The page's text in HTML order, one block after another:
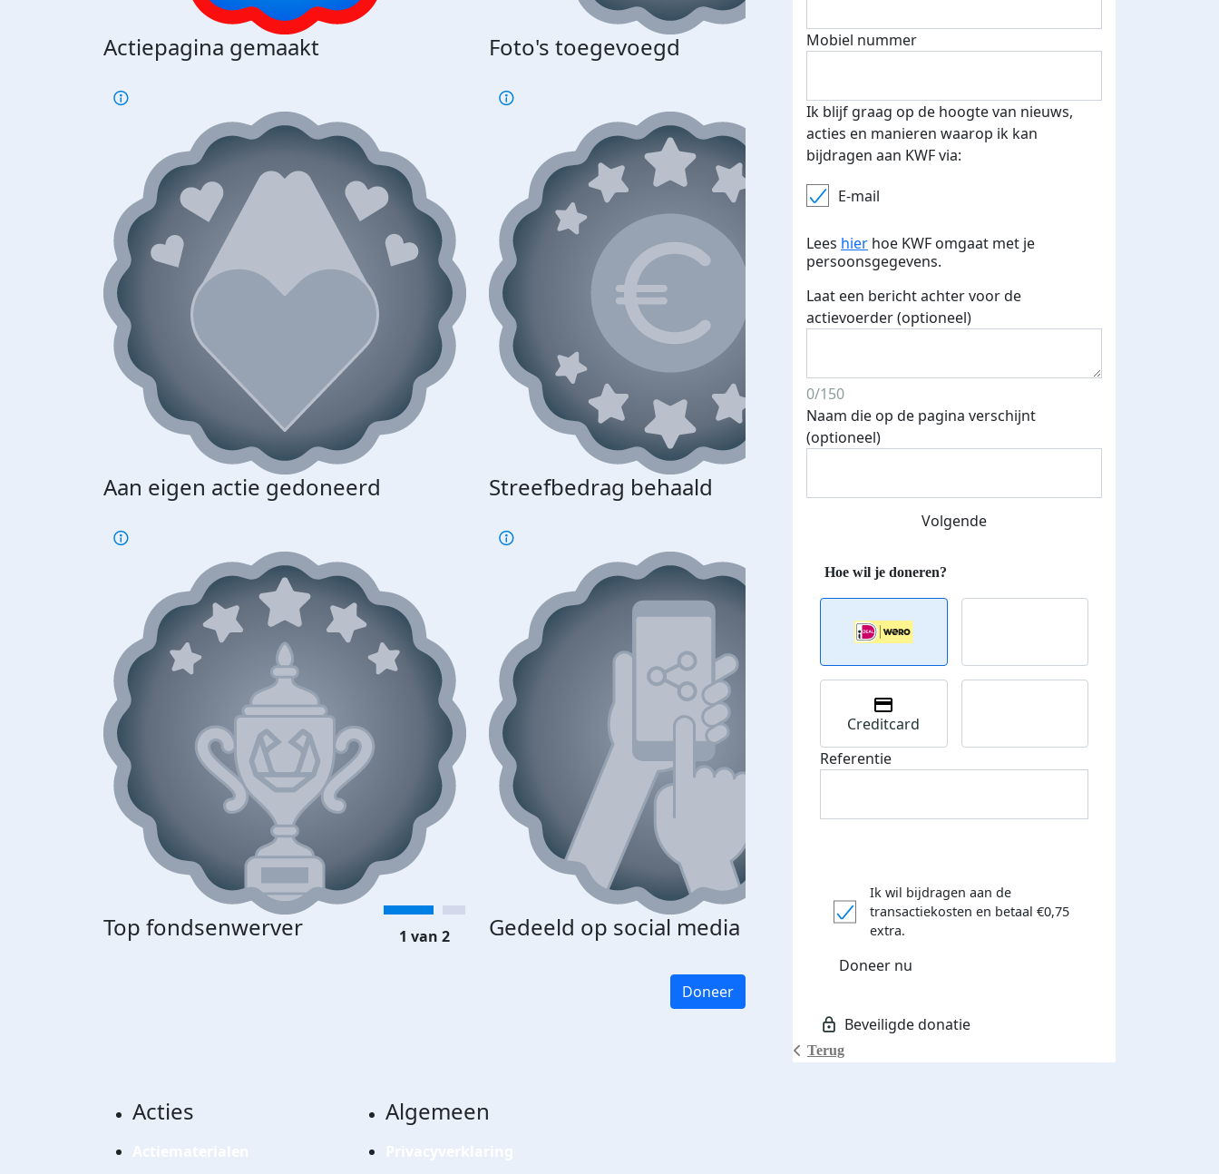
Actiepagina gemaakt Foto's toegevoegd E-mails verstuurd
Aan eigen actie gedoneerd Streefbedrag behaald
Top fondsenwerver Gedeeld op social media Donateurs bedankt
€500 euro opgehaald: t-shirt
1 van 2
Doneer
Mobiel nummer
Ik blijf graag op de hoogte van nieuws,
acties en manieren waarop ik kan
bijdragen aan KWF via:
E-mail
Lees hier hoe KWF omgaat met je
persoonsgegevens.
Laat een bericht achter voor de
actievoerder (optioneel)
0/150
Naam die op de pagina verschijnt
(optioneel)
Volgende
Terug
Creditcard
Referentie
Ik wil bijdragen aan de
transactiekosten en betaal €0,75
extra.
Doneer nu
Acties Algemeen